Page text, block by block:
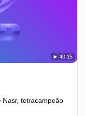
40:15
Nasr, tetracampeão